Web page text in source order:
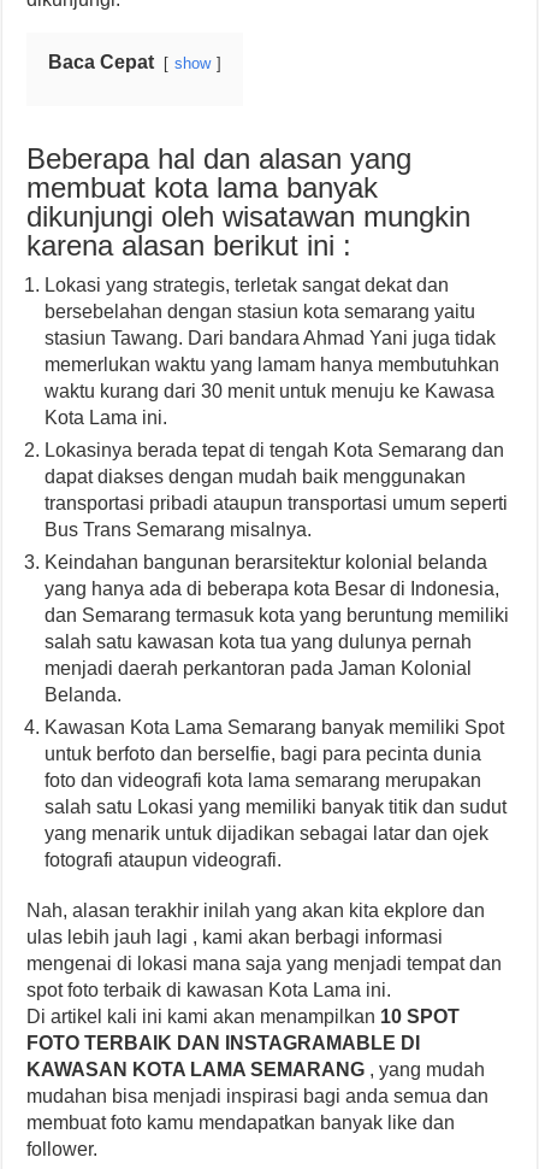
Baca Cepat show
Beberapa hal dan alasan yang
membuat kota lama banyak
dikunjungi oleh wisatawan mungkin
karena alasan berikut ini :
Lokasi yang strategis, terletak sangat dekat dan
bersebelahan dengan stasiun kota semarang yaitu
stasiun Tawang. Dari bandara Ahmad Yani juga tidak
memerlukan waktu yang lamam hanya membutuhkan
waktu kurang dari 30 menit untuk menuju ke Kawasa
Kota Lama ini.
Lokasinya berada tepat di tengah Kota Semarang dan
dapat diakses dengan mudah baik menggunakan
transportasi pribadi ataupun transportasi umum seperti
Bus Trans Semarang misalnya.
Keindahan bangunan berarsitektur kolonial belanda
yang hanya ada di beberapa kota Besar di Indonesia,
dan Semarang termasuk kota yang beruntung memiliki
salah satu kawasan kota tua yang dulunya pernah
menjadi daerah perkantoran pada Jaman Kolonial
Belanda.
Kawasan Kota Lama Semarang banyak memiliki Spot
untuk berfoto dan berselfie, bagi para pecinta dunia
foto dan videografi kota lama semarang merupakan
salah satu Lokasi yang memiliki banyak titik dan sudut
yang menarik untuk dijadikan sebagai latar dan ojek
fotografi ataupun videografi.
Nah, alasan terakhir inilah yang akan kita ekplore dan
ulas lebih jauh lagi , kami akan berbagi informasi
mengenai di lokasi mana saja yang menjadi tempat dan
spot foto terbaik di kawasan Kota Lama ini.
Di artikel kali ini kami akan menampilkan 10 SPOT
FOTO TERBAIK DAN INSTAGRAMABLE DI
KAWASAN KOTA LAMA SEMARANG , yang mudah
mudahan bisa menjadi inspirasi bagi anda semua dan
membuat foto kamu mendapatkan banyak like dan
follower.